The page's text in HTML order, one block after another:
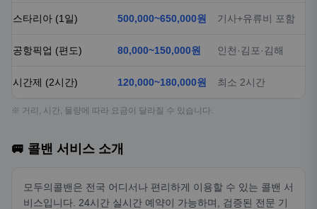
스타리아 (1일) 500,000~650,000원 기사+유류비 포함
공항픽업 (편도) 80,000~150,000원 인천·김포·김해
시간제 (2시간) 120,000~180,000원 최소 2시간
※ 거리, 시간, 물량에 따라 요금이 달라질 수 있습니다.
🚐 콜밴 서비스 소개
모두의콜밴은 전국 어디서나 편리하게 이용할 수 있는 콜밴 서
비스입니다. 24시간 실시간 예약이 가능하며, 검증된 전문 기